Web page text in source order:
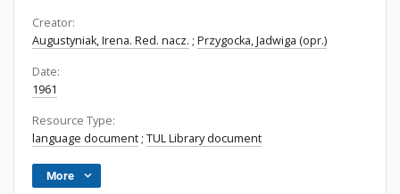
Creator:
Augustyniak, Irena. Red. nacz. ; Przygocka, Jadwiga (opr.)
Date:
1961
Resource Type:
language document ; TUL Library document
More